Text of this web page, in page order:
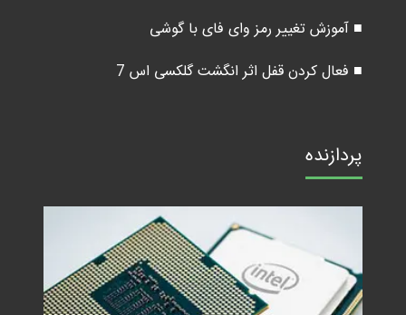
■ آموزش تغییر رمز وای فای با گوشی
■ فعال کردن قفل اثر انگشت گلکسی اس 7
پردازنده